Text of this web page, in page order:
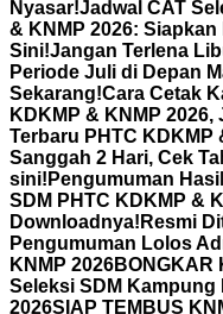
Nyasar!Jadwal CAT
& KNMP 2026:
Sini!Jangan Terlena
Periode Juli di Depan
Sekarang!Cara Cetak
KDKMP & KNMP
Terbaru PHTC KDKMP
Sanggah 2 Hari, Cek
sini! Pengumuman
SDM PHTC KDKMP &
Downloadnya! Resmi
Pengumuman Lolos
KNMP 2026BONGKAR
Seleksi SDM Kampung
2026SIAP TEMBUS